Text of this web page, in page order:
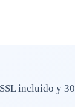
incluido y